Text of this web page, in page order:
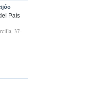
País
37-